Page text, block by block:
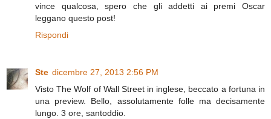
vince qualcosa, spero che gli addetti ai premi Oscar
leggano questo post!
Rispondi
Ste dicembre 27, 2013 2:56 PM
Visto The Wolf of Wall Street in inglese, beccato a fortuna in
una preview. Bello, assolutamente folle ma decisamente
lungo. 3 ore, santoddio.